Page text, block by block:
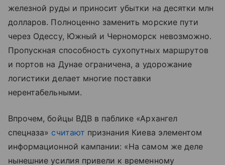
железной руды и приносит убытки на десятки млн
долларов. Полноценно заменить морские пути
через Одессу, Южный и Черноморск невозможно.
Пропускная способность сухопутных маршрутов
и портов на Дунае ограничена, а удорожание
логистики делает многие поставки
нерентабельными.
Впрочем, бойцы ВДВ в паблике «Архангел
спецназа» считают признания Киева элементом
информационной кампании: «На самом же деле
нынешние усилия привели к временному